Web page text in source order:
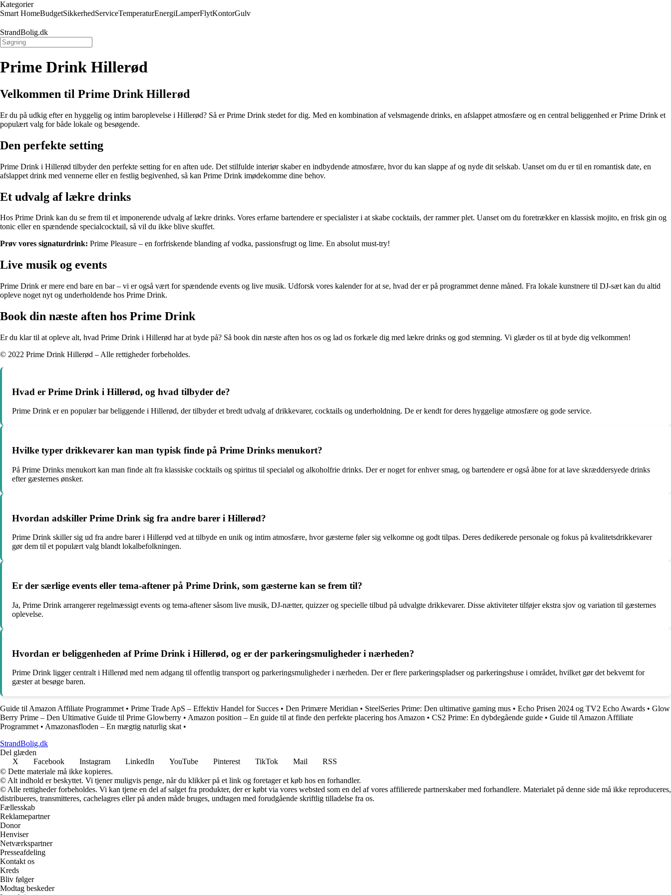
Kategorier
Smart HomeBudgetSikkerhedServiceTemperaturEnergiLamperFlytKontorGulv
StrandBolig.dk
Prime Drink Hillerød
Velkommen til Prime Drink Hillerød
Er du på udkig efter en hyggelig og intim baroplevelse i Hillerød? Så er Prime Drink stedet for dig. Med en kombination af velsmagende drinks, en afslappet atmosfære og en central beliggenhed er Prime Drink et
populært valg for både lokale og besøgende.
Den perfekte setting
Prime Drink i Hillerød tilbyder den perfekte setting for en aften ude. Det stilfulde interiør skaber en indbydende atmosfære, hvor du kan slappe af og nyde dit selskab. Uanset om du er til en romantisk date, en
afslappet drink med vennerne eller en festlig begivenhed, så kan Prime Drink imødekomme dine behov.
Et udvalg af lækre drinks
Hos Prime Drink kan du se frem til et imponerende udvalg af lækre drinks. Vores erfarne bartendere er specialister i at skabe cocktails, der rammer plet. Uanset om du foretrækker en klassisk mojito, en frisk gin og
tonic eller en spændende specialcocktail, så vil du ikke blive skuffet.
Prøv vores signaturdrink: Prime Pleasure – en forfriskende blanding af vodka, passionsfrugt og lime. En absolut must-try!
Live musik og events
Prime Drink er mere end bare en bar – vi er også vært for spændende events og live musik. Udforsk vores kalender for at se, hvad der er på programmet denne måned. Fra lokale kunstnere til DJ-sæt kan du altid
opleve noget nyt og underholdende hos Prime Drink.
Book din næste aften hos Prime Drink
Er du klar til at opleve alt, hvad Prime Drink i Hillerød har at byde på? Så book din næste aften hos os og lad os forkæle dig med lækre drinks og god stemning. Vi glæder os til at byde dig velkommen!
© 2022 Prime Drink Hillerød – Alle rettigheder forbeholdes.
Hvad er Prime Drink i Hillerød, og hvad tilbyder de?
Prime Drink er en populær bar beliggende i Hillerød, der tilbyder et bredt udvalg af drikkevarer, cocktails og underholdning. De er kendt for deres hyggelige atmosfære og gode service.
Hvilke typer drikkevarer kan man typisk finde på Prime Drinks menukort?
På Prime Drinks menukort kan man finde alt fra klassiske cocktails og spiritus til specialøl og alkoholfrie drinks. Der er noget for enhver smag, og bartendere er også åbne for at lave skræddersyede drinks
efter gæsternes ønsker.
Hvordan adskiller Prime Drink sig fra andre barer i Hillerød?
Prime Drink skiller sig ud fra andre barer i Hillerød ved at tilbyde en unik og intim atmosfære, hvor gæsterne føler sig velkomne og godt tilpas. Deres dedikerede personale og fokus på kvalitetsdrikkevarer
gør dem til et populært valg blandt lokalbefolkningen.
Er der særlige events eller tema-aftener på Prime Drink, som gæsterne kan se frem til?
Ja, Prime Drink arrangerer regelmæssigt events og tema-aftener såsom live musik, DJ-nætter, quizzer og specielle tilbud på udvalgte drikkevarer. Disse aktiviteter tilføjer ekstra sjov og variation til gæsternes
oplevelse.
Hvordan er beliggenheden af Prime Drink i Hillerød, og er der parkeringsmuligheder i nærheden?
Prime Drink ligger centralt i Hillerød med nem adgang til offentlig transport og parkeringsmuligheder i nærheden. Der er flere parkeringspladser og parkeringshuse i området, hvilket gør det bekvemt for
gæster at besøge baren.
Guide til Amazon Affiliate Programmet • Prime Trade ApS – Effektiv Handel for Succes • Den Primære Meridian • SteelSeries Prime: Den ultimative gaming mus • Echo Prisen 2024 og TV2 Echo Awards • Glow
Berry Prime – Den Ultimative Guide til Prime Glowberry • Amazon position – En guide til at finde den perfekte placering hos Amazon • CS2 Prime: En dybdegående guide • Guide til Amazon Affiliate
Programmet • Amazonasfloden – En mægtig naturlig skat •
StrandBolig.dk
Del glæden
X
Facebook Instagram LinkedIn YouTube Pinterest TikTok Mail
RSS
© Dette materiale må ikke kopieres.
© Alt indhold er beskyttet. Vi tjener muligvis penge, når du klikker på et link og foretager et køb hos en forhandler.
© Alle rettigheder forbeholdes. Vi kan tjene en del af salget fra produkter, der er købt via vores websted som en del af vores affilierede partnerskaber med forhandlere. Materialet på denne side må ikke reproduceres,
distribueres, transmitteres, cachelagres eller på anden måde bruges, undtagen med forudgående skriftlig tilladelse fra os.
Fællesskab
Reklamepartner
Donor
Henviser
Netværkspartner
Presseafdeling
Kontakt os
Kreds
Bliv følger
Modtag beskeder